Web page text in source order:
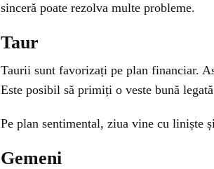
sinceră poate rezolva multe probleme.
Taur
Taurii sunt favorizați pe plan financiar.
Este posibil să primiți o veste bună
Pe plan sentimental, ziua vine cu liniște
Gemeni